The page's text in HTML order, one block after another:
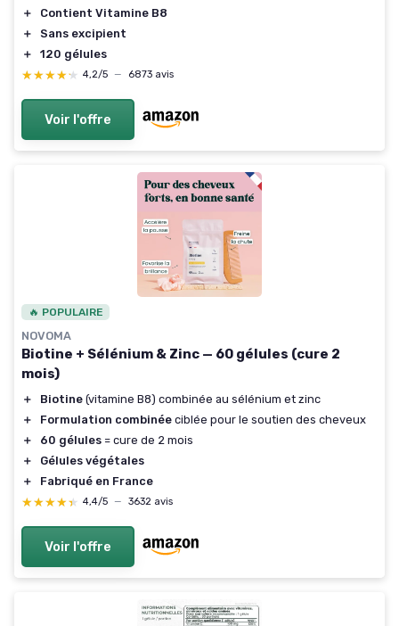
＋
Contient Vitamine B8
＋
Sans excipient
＋
120 gélules
★★★★★
★★★★★ 4,2/5 — 6873 avis
Voir l'offre
🔥 POPULAIRE
NOVOMA
Biotine + Sélénium & Zinc — 60 gélules (cure 2
mois)
＋ Biotine (vitamine B8) combinée au sélénium et zinc
＋
Formulation combinée ciblée pour le soutien des cheveux
＋
60 gélules = cure de 2 mois
＋
Gélules végétales
＋
Fabriqué en France
★★★★★
★★★★★ 4,4/5 — 3632 avis
Voir l'offre